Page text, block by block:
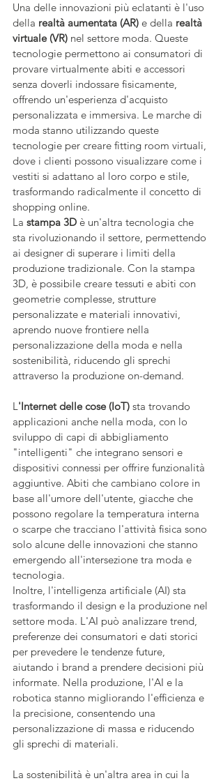
Una delle innovazioni più eclatanti è l'uso
della realtà aumentata (AR) e della realtà
virtuale (VR) nel settore moda. Queste
tecnologie permettono ai consumatori di
provare virtualmente abiti e accessori
senza doverli indossare fisicamente,
offrendo un'esperienza d'acquisto
personalizzata e immersiva. Le marche di
moda stanno utilizzando queste
tecnologie per creare fitting room virtuali,
dove i clienti possono visualizzare come i
vestiti si adattano al loro corpo e stile,
trasformando radicalmente il concetto di
shopping online.
La stampa 3D è un'altra tecnologia che
sta rivoluzionando il settore, permettendo
ai designer di superare i limiti della
produzione tradizionale. Con la stampa
3D, è possibile creare tessuti e abiti con
geometrie complesse, strutture
personalizzate e materiali innovativi,
aprendo nuove frontiere nella
personalizzazione della moda e nella
sostenibilità, riducendo gli sprechi
attraverso la produzione on-demand.
L'Internet delle cose (IoT) sta trovando
applicazioni anche nella moda, con lo
sviluppo di capi di abbigliamento
"intelligenti" che integrano sensori e
dispositivi connessi per offrire funzionalità
aggiuntive. Abiti che cambiano colore in
base all'umore dell'utente, giacche che
possono regolare la temperatura interna
o scarpe che tracciano l'attività fisica sono
solo alcune delle innovazioni che stanno
emergendo all'intersezione tra moda e
tecnologia.
Inoltre, l'intelligenza artificiale (AI) sta
trasformando il design e la produzione nel
settore moda. L'AI può analizzare trend,
preferenze dei consumatori e dati storici
per prevedere le tendenze future,
aiutando i brand a prendere decisioni più
informate. Nella produzione, l'AI e la
robotica stanno migliorando l'efficienza e
la precisione, consentendo una
personalizzazione di massa e riducendo
gli sprechi di materiali.
La sostenibilità è un'altra area in cui la